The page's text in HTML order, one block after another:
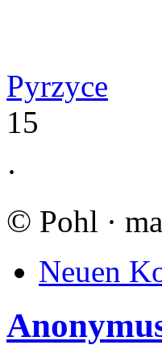
Pyrzyce
15
·
© Pohl ·
Neuen